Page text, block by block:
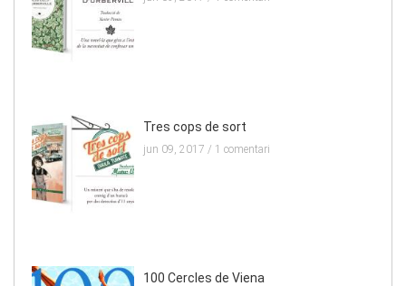
Tres cops de sort
jun 09, 2017 / 1 comentari
100 Cercles de Viena